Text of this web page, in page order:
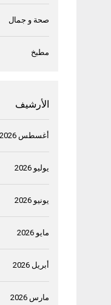
صحة و جمال
مطبخ
الأرشيف
أغسطس 2026
يوليو 2026
يونيو 2026
مايو 2026
أبريل 2026
مارس 2026